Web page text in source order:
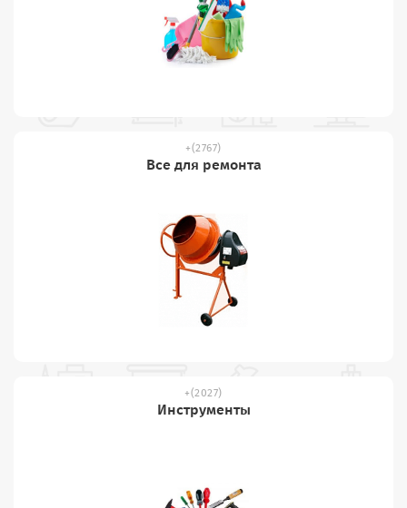
(2767)
Все для ремонта
(2027)
Инструменты